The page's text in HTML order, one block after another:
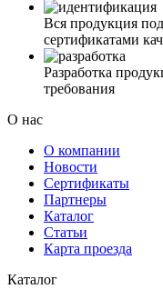
Вся продукция
сертификатами
Разработка
требования
О нас
О компании
Новости
Сертификаты
Партнеры
Каталог
Статьи
Карта проезда
Каталог